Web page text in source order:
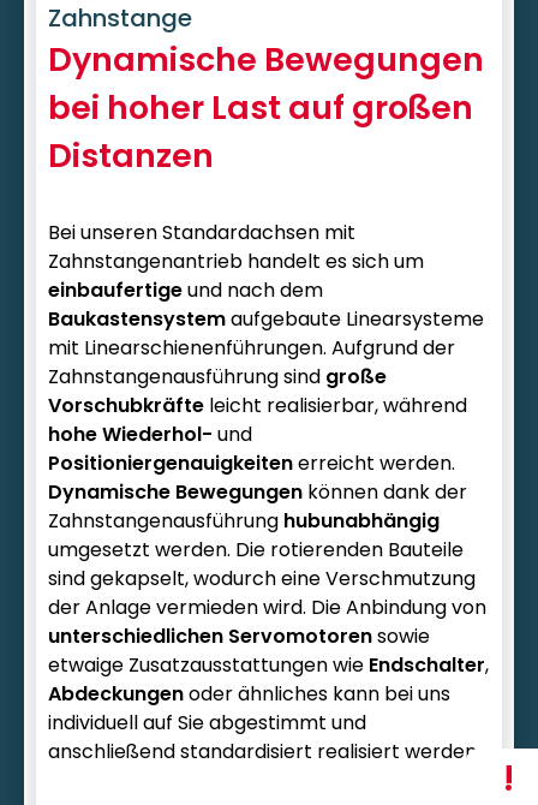
!
Zahnstange
Dynamische Bewegungen
bei hoher Last auf großen
Distanzen
Bei unseren Standardachsen mit
Zahnstangenantrieb handelt es sich um
einbaufertigeund nach dem
Baukastensystemaufgebaute Linearsysteme
mit Linearschienenführungen. Aufgrund der
Zahnstangenausführung sind große
Vorschubkräfte leicht realisierbar, während
hohe Wiederhol- und
Positioniergenauigkeitenerreicht werden.
Dynamische Bewegungen können dank der
Zahnstangenausführung hubunabhängig
umgesetzt werden. Die rotierenden Bauteile
sind gekapselt, wodurch eine Verschmutzung
der Anlage vermieden wird. Die Anbindung von
unterschiedlichen Servomotorensowie
etwaige Zusatzausstattungen wie Endschalter,
Abdeckungenoder ähnliches kann bei uns
individuell auf Sie abgestimmt und
anschließend standardisiert realisiert werden.